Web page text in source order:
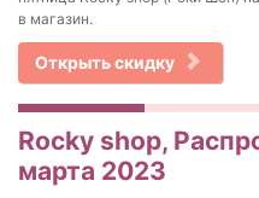
в магазин.
Открыть скидку
Rocky shop,
марта 2023